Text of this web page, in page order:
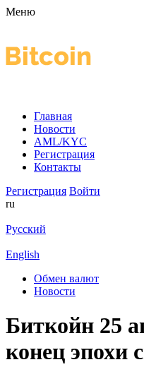
Меню
Главная
Новости
AML/KYC
Регистрация
Контакты
Регистрация Войти
ru
Русский
English
Обмен валют
Новости
Биткойн 25
конец эпохи